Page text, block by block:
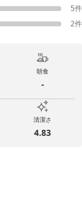
5件
2件
朝食
-
清潔さ
4.83